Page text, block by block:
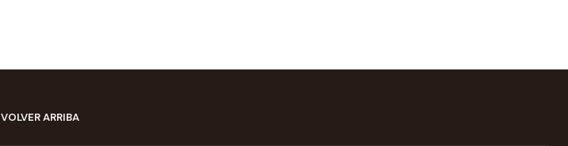
VOLVER ARRIBA